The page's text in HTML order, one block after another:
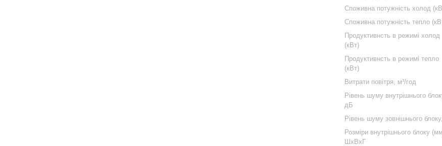
Споживна потужність холод
Споживна потужність тепло
Продуктивнсть в режимі холод
(кВт)
Продуктивнсть в режимі тепло
(кВт)
Витрати повітря, м³/год
Рівень шуму внутрішнього
дБ
Рівень шуму зовнішнього
Розміри внутрішнього блоку
ШхВхГ